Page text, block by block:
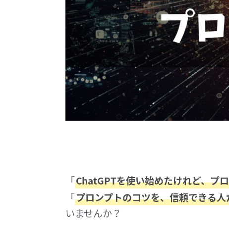
「ChatGPTを使い始めたけれど、プ
「プロンプトのコツを、信頼できる
いませんか？